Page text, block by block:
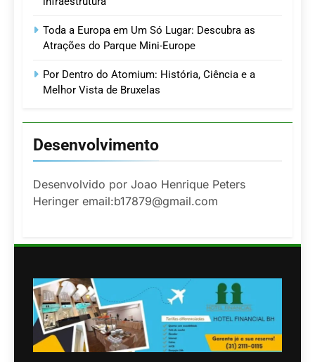
Toda a Europa em Um Só Lugar: Descubra as
Atrações do Parque Mini-Europe
Por Dentro do Atomium: História, Ciência e a
Melhor Vista de Bruxelas
Desenvolvimento
Desenvolvido por Joao Henrique Peters
Heringer email:b17879@gmail.com